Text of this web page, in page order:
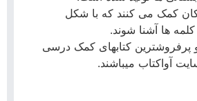
کمک می کنند که با شکل
ها آشنا شوند.
پرفروشترین کتابهای کمک درسی
آواکتاب میباشند.